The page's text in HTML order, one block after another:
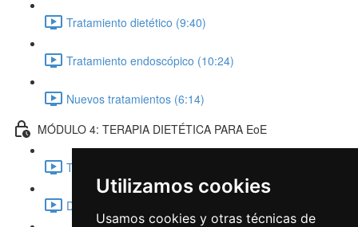
Utilizamos cookies
Usamos cookies y otras técnicas de
Tratamiento dietético (9:40)
Tratamiento endoscópico (10:24)
Nuevos tratamientos (6:14)
MÓDULO 4: TERAPIA DIETÉTICA PARA EoE
Tratamiento dietético para la EoE (4:24)
Dieta de eliminación empírica (8:26)